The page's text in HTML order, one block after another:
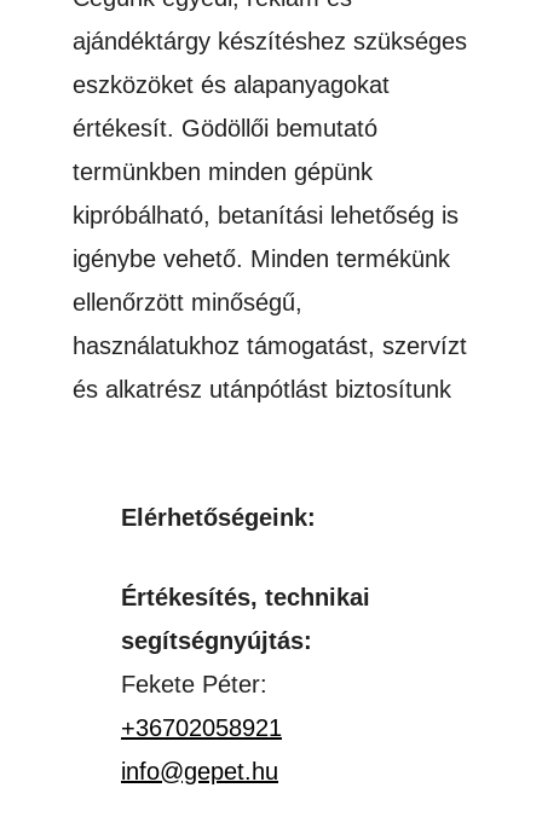
ajándéktárgy készítéshez szükséges
eszközöket és alapanyagokat
értékesít. Gödöllői bemutató
termünkben minden gépünk
kipróbálható, betanítási lehetőség is
igénybe vehető. Minden termékünk
ellenőrzött minőségű,
használatukhoz támogatást, szervízt
és alkatrész utánpótlást biztosítunk
Elérhetőségeink:
Értékesítés, technikai
segítségnyújtás:
Fekete Péter:
+36702058921
info@gepet.hu